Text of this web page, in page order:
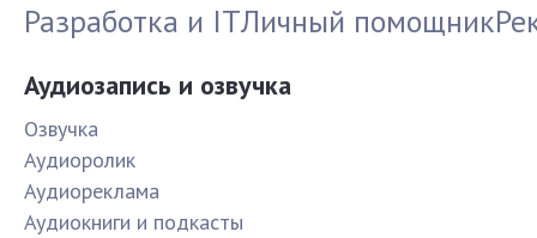
Разработка и ITЛичный помощник
Аудиозапись и озвучка
Озвучка
Аудиоролик
Аудиореклама
Аудиокниги и подкасты